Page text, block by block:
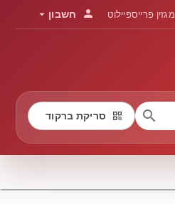
מגזין פרייספיילוט person חשבון arrow_drop_down
search
qr_code סריקת ברקוד